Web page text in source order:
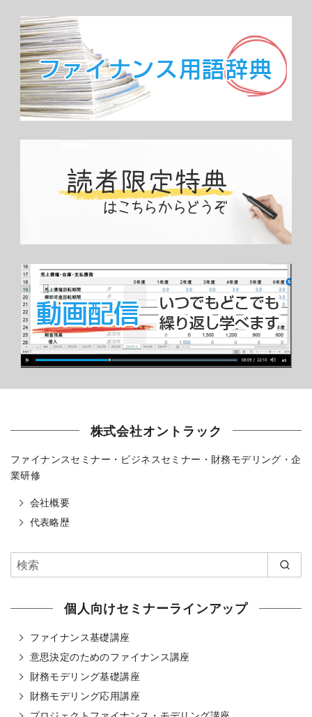
株式会社オントラック
ファイナンスセミナー・ビジネスセミナー・財務モデリング・企
業研修
会社概要
代表略歴
個人向けセミナーラインアップ
ファイナンス基礎講座
意思決定のためのファイナンス講座
財務モデリング基礎講座
財務モデリング応用講座